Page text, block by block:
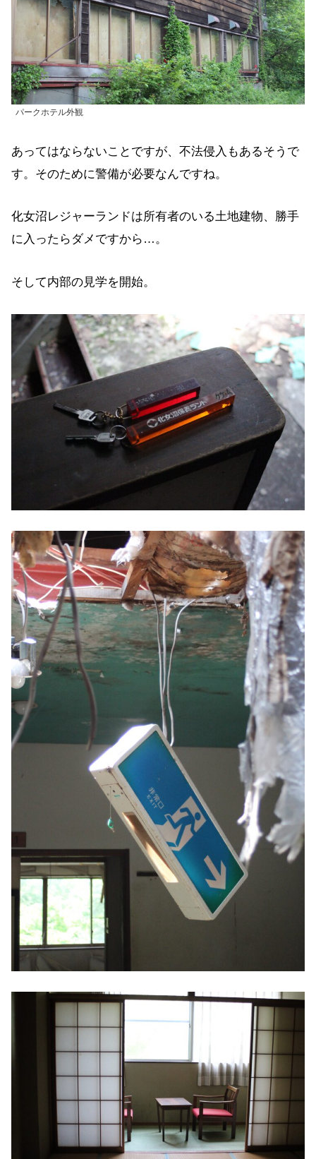
パークホテル外観
あってはならないことですが、不法侵入もあるそうで
す。そのために警備が必要なんですね。
化女沼レジャーランドは所有者のいる土地建物、勝手
に入ったらダメですから…。
そして内部の見学を開始。